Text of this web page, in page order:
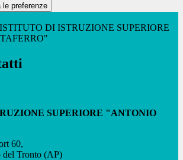
le preferenze
ISTITUTO DI ISTRUZIONE SUPERIORE
SUPERIORE "ANTONIO
60,
del Tronto (AP)